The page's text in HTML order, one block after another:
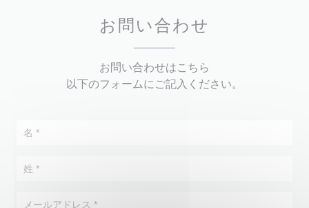
お問い合わせ
お問い合わせはこちら
以下のフォームにご記入ください。